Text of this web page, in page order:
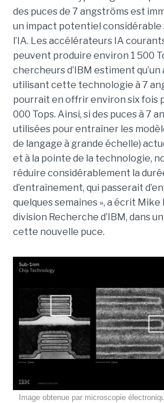
des puces de 7 angströms est
un impact potentiel considérable
l’IA. Les accélérateurs IA
peuvent produire environ 1 500
chercheurs d’IBM estiment
utilisant cette technologie à 7
pourrait en offrir environ six fois
000 Tops. Ainsi, si des puces à 7
utilisées pour entraîner les
de langage à grande échelle)
et à la pointe de la technologie,
réduire considérablement la
d’entraînement, qui passerait
quelques semaines », a écrit Mike
division Recherche d’IBM, dans un
cette nouvelle puce.
Image obtenue par microscopie